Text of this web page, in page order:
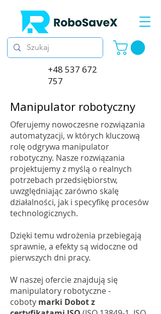
+48 537 672
757
Manipulator robotyczny
Oferujemy nowoczesne rozwiązania
automatyzacji, w których kluczową
rolę odgrywa manipulator
robotyczny. Nasze rozwiązania
projektujemy z myślą o realnych
potrzebach przedsiębiorstw,
uwzględniając zarówno skalę
działalności, jak i specyfikę procesów
technologicznych.
Dzięki temu wdrożenia przebiegają
sprawnie, a efekty są widoczne od
pierwszych dni pracy.
W naszej ofercie znajdują się
manipulatory robotyczne -
coboty marki Dobot z